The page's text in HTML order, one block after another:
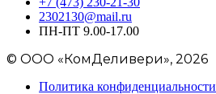
2302130@mail.ru
ПН-ПТ 9.00-17.00
© ООО «КомДеливери», 2026
Политика конфиденциальности